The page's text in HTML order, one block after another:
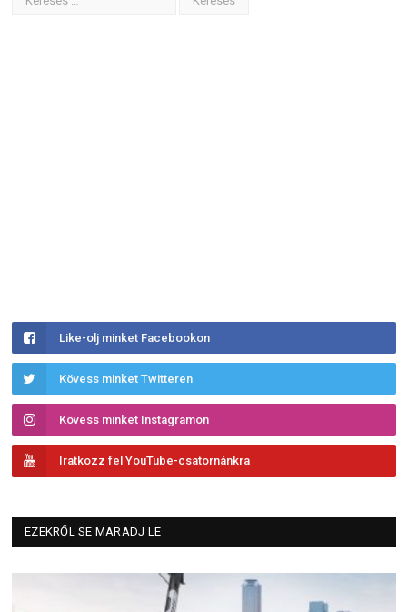
Like-olj minket Facebookon
Kövess minket Twitteren
Kövess minket Instagramon
Iratkozz fel YouTube-csatornánkra
EZEKRŐL SE MARADJ LE